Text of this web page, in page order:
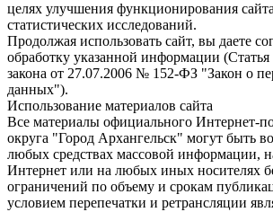
целях улучшения функционирования
статистических исследований.
Продолжая использовать сайт, вы даете
обработку указанной информации
закона от 27.07.2006 № 152-ФЗ "Закон о
данных").
Использование материалов сайта
Все материалы официального Интернет-
округа "Город Архангельск" могут быть
любых средствах массовой информации,
Интернет или на любых иных носителях
ограничений по объему и срокам
условием перепечатки и ретрансляции